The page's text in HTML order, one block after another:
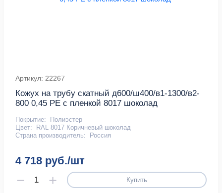
Артикул: 22267
Кожух на трубу скатный д600/ш400/в1-1300/в2-
800 0,45 PE с пленкой 8017 шоколад
Покрытие:
Полиэстер
Цвет:
RAL 8017 Коричневый шоколад
Страна производитель:
Россия
4 718 руб./шт
Купить